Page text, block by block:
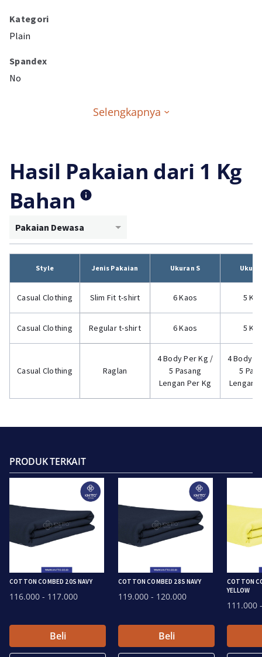
Kategori
Plain
Spandex
No
Selengkapnya
Hasil Pakaian dari 1 Kg
Bahan
Pakaian Dewasa
Style Jenis Pakaian Ukuran S
Casual Clothing Slim Fit t-shirt 6 Kaos 5
Casual Clothing Regular t-shirt 6 Kaos 5
Casual Clothing Raglan
4 Body Per Kg /
5 Pasang
Lengan Per Kg
4 Body
5
Lengan
PRODUK TERKAIT
COTTON COMBED 20S NAVY
116.000 - 117.000
Beli
COTTON COMBED 28S NAVY
119.000 - 120.000
Beli
COTTON
YELLOW
111.000